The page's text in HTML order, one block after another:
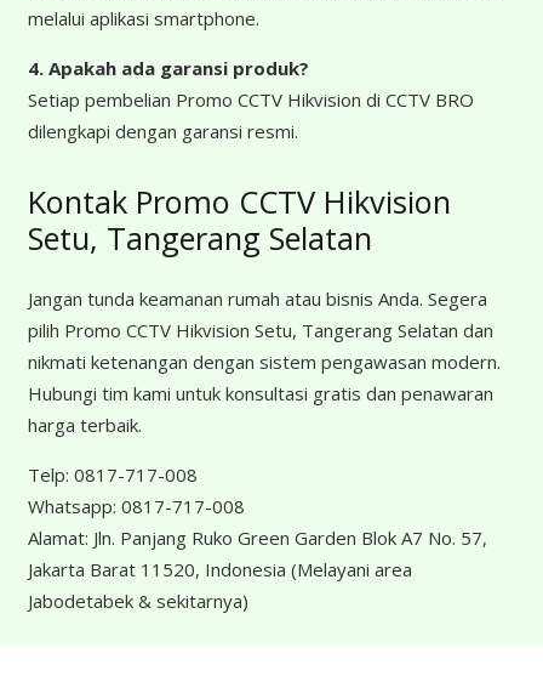
melalui aplikasi smartphone.
4. Apakah ada garansi produk?
Setiap pembelian Promo CCTV Hikvision di CCTV BRO
dilengkapi dengan garansi resmi.
Kontak Promo CCTV Hikvision
Setu, Tangerang Selatan
Jangan tunda keamanan rumah atau bisnis Anda. Segera
pilih Promo CCTV Hikvision Setu, Tangerang Selatan dan
nikmati ketenangan dengan sistem pengawasan modern.
Hubungi tim kami untuk konsultasi gratis dan penawaran
harga terbaik.
Telp: 0817-717-008
Whatsapp: 0817-717-008
Alamat: Jln. Panjang Ruko Green Garden Blok A7 No. 57,
Jakarta Barat 11520, Indonesia (Melayani area
Jabodetabek & sekitarnya)